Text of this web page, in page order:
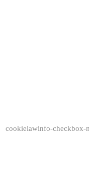
cookielawinfo-checkbox-